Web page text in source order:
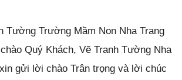
Tường Trường Mầm Non Nha Trang
Quý Khách, Vẽ Tranh Tường Nha
gửi lời chào Trân trọng và lời chúc